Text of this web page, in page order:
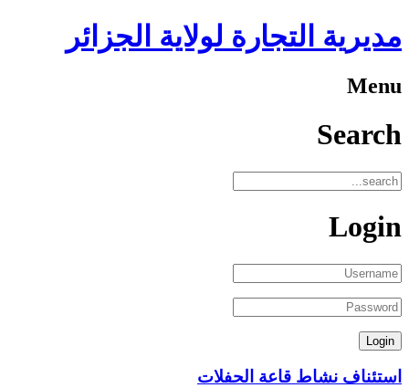
مديرية التجارة لولاية الجزائر
Menu
Search
Login
استئناف نشاط قاعة الحفلات